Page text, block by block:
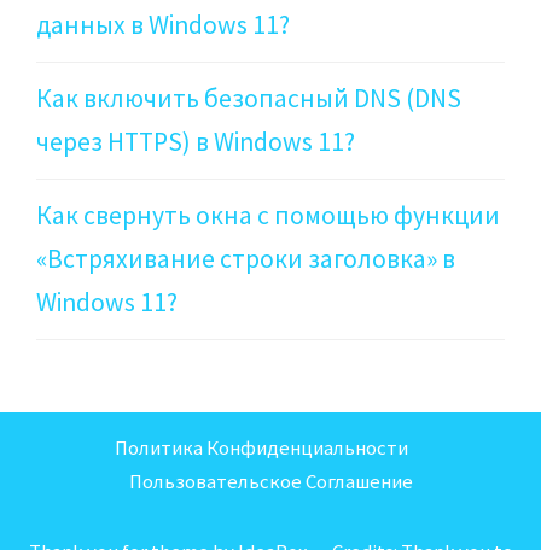
данных в Windows 11?
Как включить безопасный DNS (DNS
через HTTPS) в Windows 11?
Как свернуть окна с помощью функции
«Встряхивание строки заголовка» в
Windows 11?
Политика Конфиденциальности
Пользовательское Соглашение